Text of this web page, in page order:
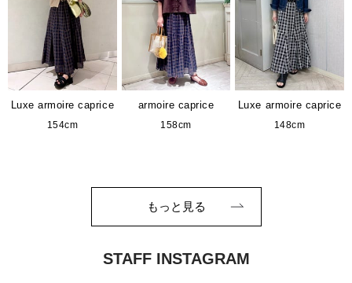
Luxe armoire caprice
154cm
armoire caprice
158cm
Luxe armoire caprice
148cm
もっと見る